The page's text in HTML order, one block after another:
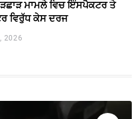
ਮਾਮਲੇ ਵਿਚ ਇੰਸਪੈਕਟਰ ਤੇ
ਵਿਰੁੱਧ ਕੇਸ ਦਰਜ
2026